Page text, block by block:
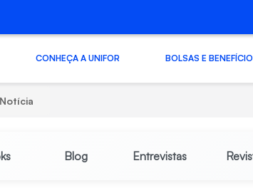
CONHEÇA A UNIFOR BOLSAS E
Notícia
Blog Entrevistas